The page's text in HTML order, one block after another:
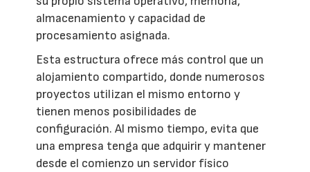
almacenamiento y capacidad de
procesamiento asignada.
Esta estructura ofrece más control que un
alojamiento compartido, donde numerosos
proyectos utilizan el mismo entorno y
tienen menos posibilidades de
configuración. Al mismo tiempo, evita que
una empresa tenga que adquirir y mantener
desde el comienzo un servidor físico